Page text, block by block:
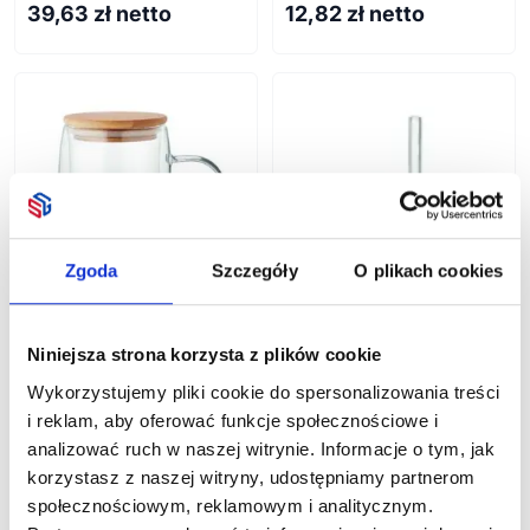
Zgoda Szczegóły O plikach cookies
Niniejsza strona korzysta z plików cookie
Wykorzystujemy pliki cookie do spersonalizowania treści
i reklam, aby oferować funkcje społecznościowe i
analizować ruch w naszej witrynie. Informacje o tym, jak
korzystasz z naszej witryny, udostępniamy partnerom
społecznościowym, reklamowym i analitycznym.
Plecaki i saszetki
Torby podróżne i sportowe
Pozostałe
Koszule
Bezrękawniki
Czapki i kapelusze
Odzież sportowa
Kamizelki
Pozostałe
Pendrive
Powerbanki
Kable i przejściówki
Słuchawki
Stacje pogodowe i zegary
Pozostałe
Narzędzia
Scyzoryki i noże
Pozostałe
Gadżety ekologiczne
Długopisy Eco
Gadżety osobiste
Antystresy
Portfele i wizytowniki
Okulary
Pozostałe
Akcesoria kuchenne
Akcesoria do wina
Akcesoria łazienkowe I kosmetyki
Czas wolny
Gry i zabawy
Do grillowania
Dla dzieci
Słodycze reklamowe i spożywcze
39,63 zł netto 12,82 zł netto
ml TEROL
Wysoki kubek borokrzem.